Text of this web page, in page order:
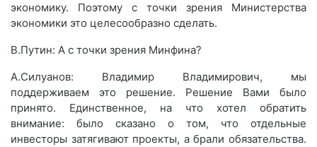
экономику. Поэтому с точки зрения Министерства
экономики это целесообразно сделать.
В.Путин: А с точки зрения Минфина?
А.Силуанов: Владимир Владимирович, мы
поддерживаем это решение. Решение Вами было
принято. Единственное, на что хотел обратить
внимание: было сказано о том, что отдельные
инвесторы затягивают проекты, а брали обязательства.